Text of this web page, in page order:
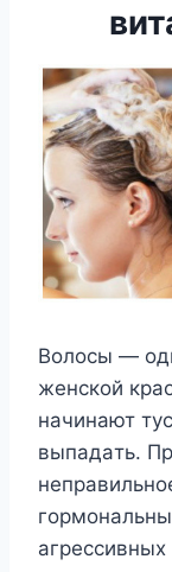
Boлocы —
жeнcкoй
нaчинaют
выпaдaть.